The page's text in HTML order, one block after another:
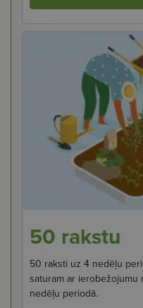
50 rakstu
50 raksti uz 4 nedēļu
saturam ar ierobežojumu
nedēļu periodā.